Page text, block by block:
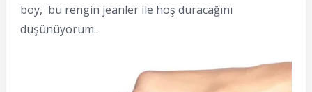
boy, bu rengin jeanler ile hoş duracağını
düşünüyorum..